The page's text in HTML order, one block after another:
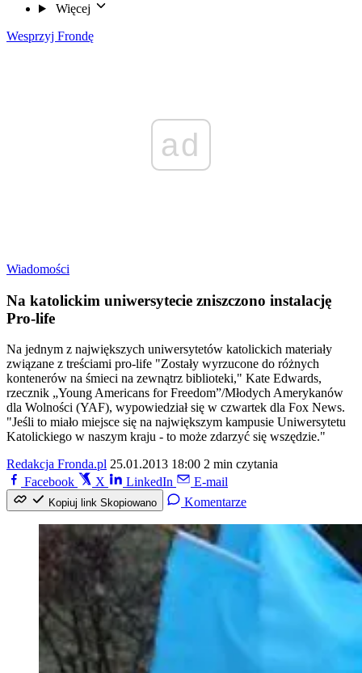
Więcej
Wesprzyj Frondę
ad
Wiadomości
Na katolickim uniwersytecie zniszczono instalację
Pro-life
Na jednym z największych uniwersytetów katolickich materiały
związane z treściami pro-life "Zostały wyrzucone do różnych
kontenerów na śmieci na zewnątrz biblioteki," Kate Edwards,
rzecznik „Young Americans for Freedom”/Młodych Amerykanów
dla Wolności (YAF), wypowiedział się w czwartek dla Fox News.
"Jeśli to miało miejsce się na największym kampusie Uniwersytetu
Katolickiego w naszym kraju - to może zdarzyć się wszędzie."
Redakcja Fronda.pl 25.01.2013 18:00 2 min czytania
Facebook
X LinkedIn E-mail
Kopiuj link Skopiowano Komentarze